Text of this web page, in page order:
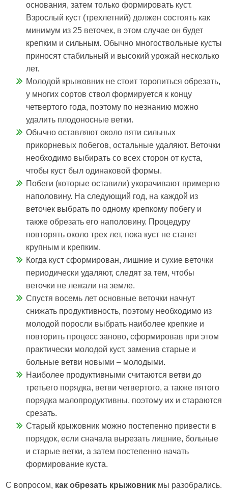
основания, затем только формировать куст.
Взрослый куст (трехлетний) должен состоять как
минимум из 25 веточек, в этом случае он будет
крепким и сильным. Обычно многоствольные кусты
приносят стабильный и высокий урожай несколько
лет.
Молодой крыжовник не стоит торопиться обрезать,
у многих сортов ствол формируется к концу
четвертого года, поэтому по незнанию можно
удалить плодоносные ветки.
Обычно оставляют около пяти сильных
прикорневых побегов, остальные удаляют. Веточки
необходимо выбирать со всех сторон от куста,
чтобы куст был одинаковой формы.
Побеги (которые оставили) укорачивают примерно
наполовину. На следующий год, на каждой из
веточек выбрать по одному крепкому побегу и
также обрезать его наполовину. Процедуру
повторять около трех лет, пока куст не станет
крупным и крепким.
Когда куст сформирован, лишние и сухие веточки
периодически удаляют, следят за тем, чтобы
веточки не лежали на земле.
Спустя восемь лет основные веточки начнут
снижать продуктивность, поэтому необходимо из
молодой поросли выбрать наиболее крепкие и
повторить процесс заново, сформировав при этом
практически молодой куст, заменив старые и
больные ветви новыми – молодыми.
Наиболее продуктивными считаются ветви до
третьего порядка, ветви четвертого, а также пятого
порядка малопродуктивны, поэтому их и стараются
срезать.
Старый крыжовник можно постепенно привести в
порядок, если сначала вырезать лишние, больные
и старые ветки, а затем постепенно начать
формирование куста.
С вопросом, как обрезать крыжовник мы разобрались.